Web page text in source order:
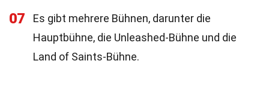
07
Es gibt mehrere Bühnen, darunter die
Hauptbühne, die Unleashed-Bühne und die
Land of Saints-Bühne.